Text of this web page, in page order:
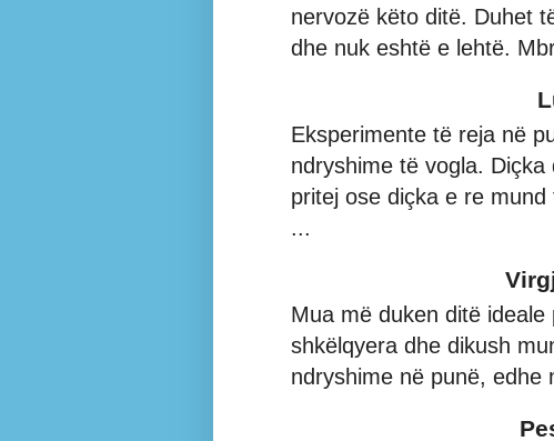
nervozë këto ditë. Duhet
dhe nuk eshtë e lehtë.
Eksperimente të reja në
ndryshime të vogla.
pritej ose diçka e re
...
Mua më duken ditë
shkëlqyera dhe dikush
ndryshime në punë, edhe